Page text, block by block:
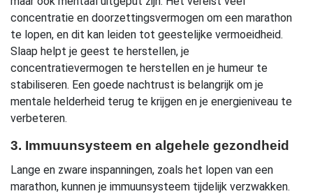
concentratie en doorzettingsvermogen om een marathon
te lopen, en dit kan leiden tot geestelijke vermoeidheid.
Slaap helpt je geest te herstellen, je
concentratievermogen te herstellen en je humeur te
stabiliseren. Een goede nachtrust is belangrijk om je
mentale helderheid terug te krijgen en je energieniveau te
verbeteren.
3. Immuunsysteem en algehele gezondheid
Lange en zware inspanningen, zoals het lopen van een
marathon, kunnen je immuunsysteem tijdelijk verzwakken.